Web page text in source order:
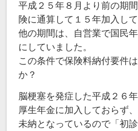
平成２５年８月より前の期
険に通算して１５年加入し
他の期間は、自営業で国民
にしていました。
この条件で保険料納付要件
か？
脳梗塞を発症した平成２６年
厚生年金に加入しておらず
未納となっているので「初